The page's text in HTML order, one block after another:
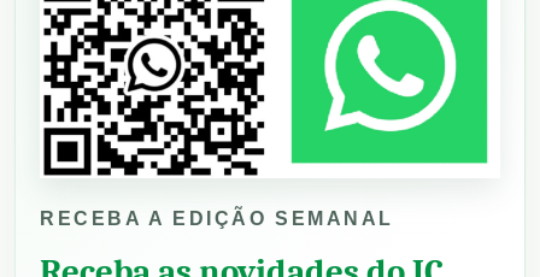
RECEBA A EDIÇÃO SEMANAL